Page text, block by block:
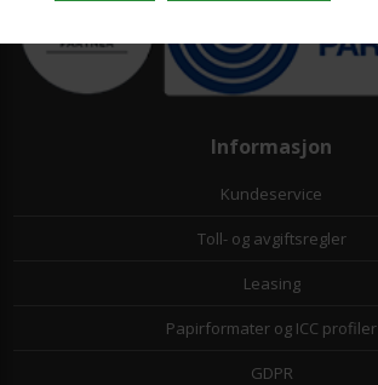
Informasjon
Kundeservice
Toll- og avgiftsregler
Leasing
Papirformater og ICC profiler
GDPR